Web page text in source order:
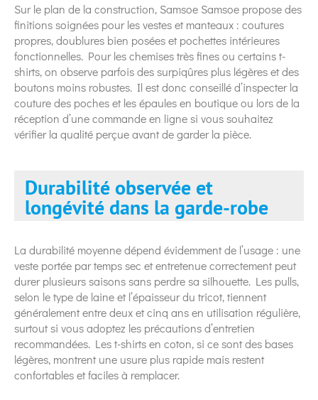
Sur le plan de la construction, Samsoe Samsoe propose des
finitions soignées pour les vestes et manteaux : coutures
propres, doublures bien posées et pochettes intérieures
fonctionnelles. Pour les chemises très fines ou certains t-
shirts, on observe parfois des surpiqûres plus légères et des
boutons moins robustes. Il est donc conseillé d’inspecter la
couture des poches et les épaules en boutique ou lors de la
réception d’une commande en ligne si vous souhaitez
vérifier la qualité perçue avant de garder la pièce.
Durabilité observée et
longévité dans la garde-robe
La durabilité moyenne dépend évidemment de l’usage : une
veste portée par temps sec et entretenue correctement peut
durer plusieurs saisons sans perdre sa silhouette. Les pulls,
selon le type de laine et l’épaisseur du tricot, tiennent
généralement entre deux et cinq ans en utilisation régulière,
surtout si vous adoptez les précautions d’entretien
recommandées. Les t-shirts en coton, si ce sont des bases
légères, montrent une usure plus rapide mais restent
confortables et faciles à remplacer.